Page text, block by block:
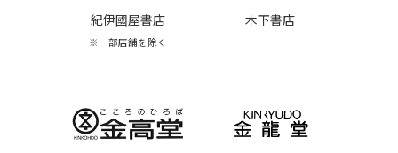
紀伊國屋書店
※一部店舗を除く
木下書店